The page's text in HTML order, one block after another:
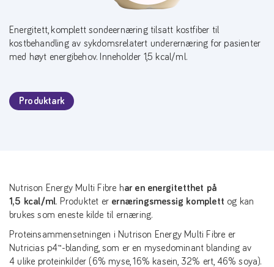
Energitett, komplett sondeernæring tilsatt kostfiber til
kostbehandling av sykdomsrelatert underernæring for pasienter
med høyt energibehov. Inneholder 1,5 kcal/ml.
Produktark
Nutrison Energy Multi Fibre har en energitetthet på
1,5 kcal/ml. Produktet er ernæringsmessig komplett og kan
brukes som eneste kilde til ernæring.
Proteinsammensetningen i Nutrison Energy Multi Fibre er
Nutricias p4™-blanding, som er en mysedominant blanding av
4 ulike proteinkilder (6% myse, 16% kasein, 32% ert, 46% soya).